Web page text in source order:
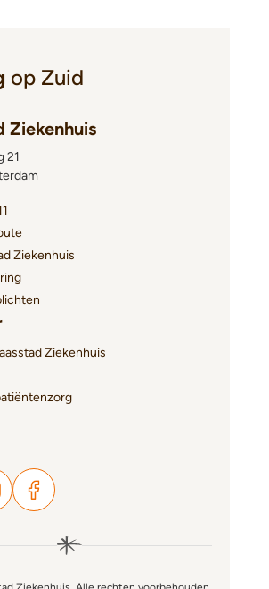
op Zuid
Ziekenhuis
21
Ziekenhuis
Ziekenhuis